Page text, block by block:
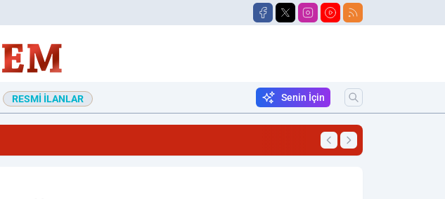
RESMI İLANLAR Senin İçin
16:51 Öğretmenlerin